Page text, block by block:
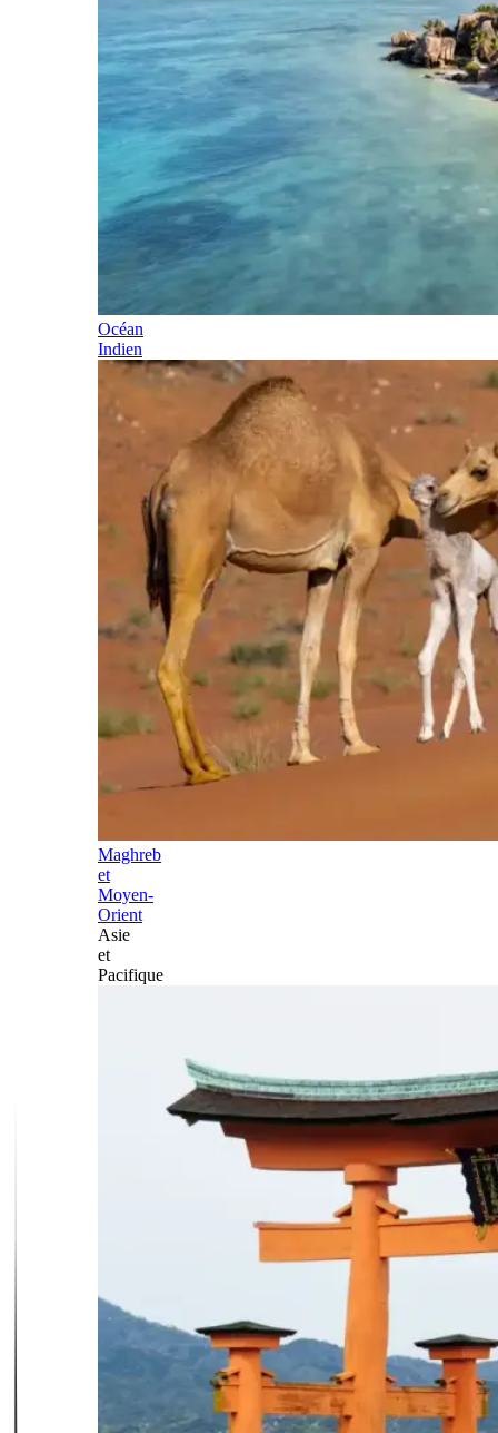
Océan
Indien
Maghreb
et
Moyen-
Orient
Asie
et
Pacifique